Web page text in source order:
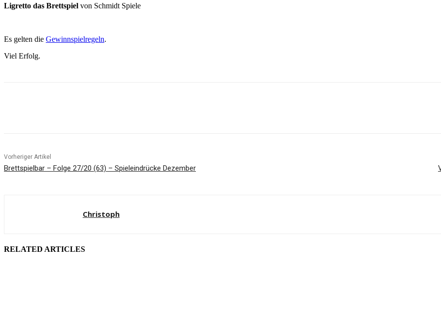
Ligretto das Brettspiel von Schmidt Spiele
Es gelten die Gewinnspielregeln.
Viel Erfolg.
Vorheriger Artikel
Brettspielbar – Folge 27/20 (63) – Spieleindrücke Dezember
Christoph
RELATED ARTICLES